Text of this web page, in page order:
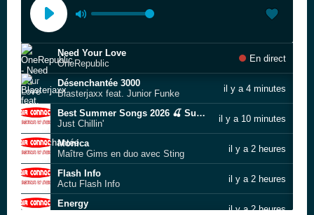
Need Your Love
OneRepublic
En direct
Désenchantée 3000
Blasterjaxx feat. Junior Funke
il y a 4 minutes
Best Summer Songs 2026 🍒 Summer Hits 2026 Playlist
Just Chillin'
il y a 10 minutes
Monica
Maître Gims en duo avec Sting
il y a 2 heures
Flash Info
Actu Flash Info
il y a 2 heures
Energy
il y a 2 heures